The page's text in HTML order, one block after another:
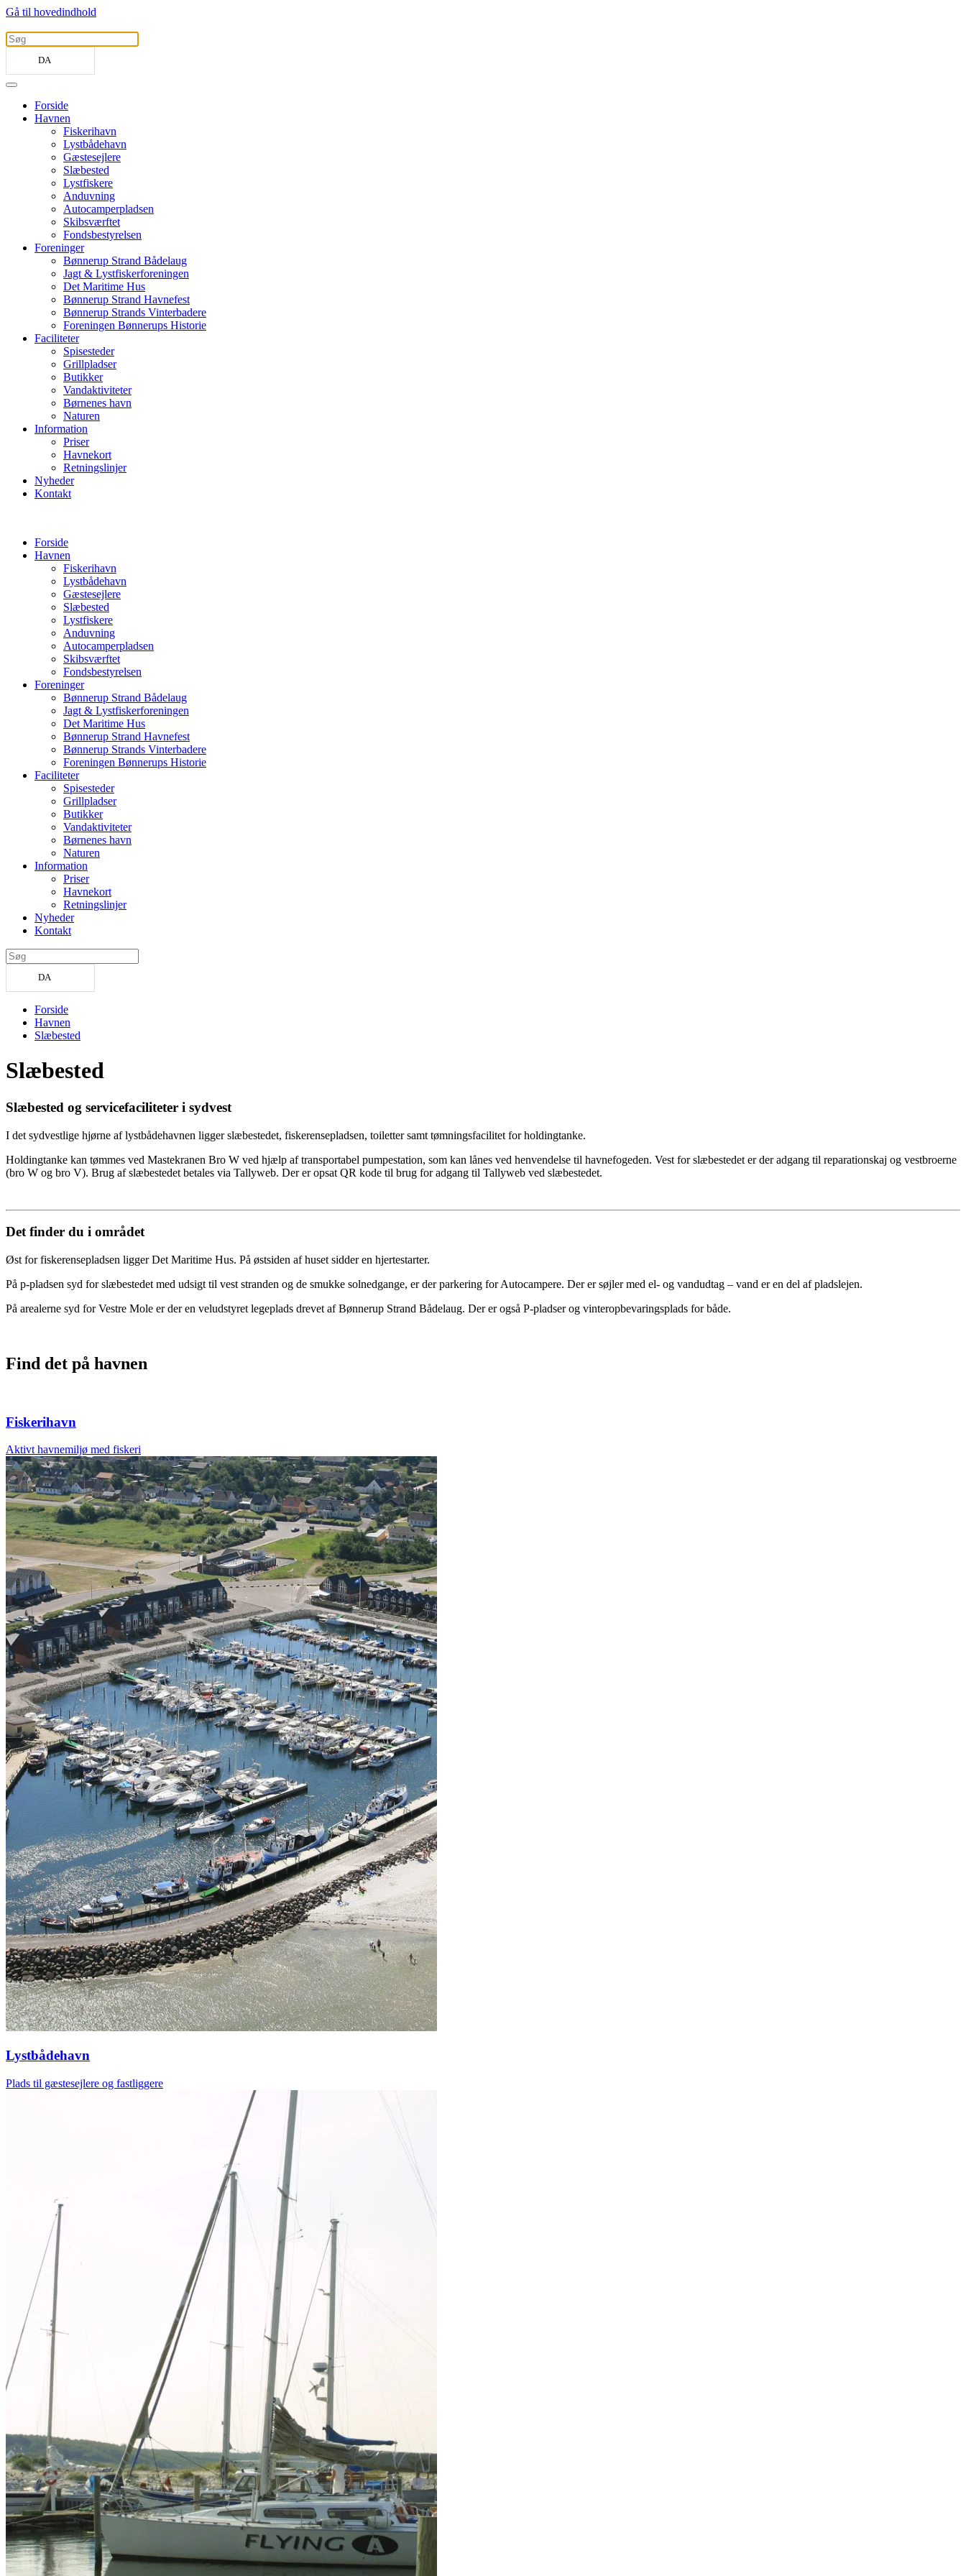
Gå til hovedindhold
DA
Forside
Havnen
Fiskerihavn
Lystbådehavn
Gæstesejlere
Slæbested
Lystfiskere
Anduvning
Autocamperpladsen
Skibsværftet
Fondsbestyrelsen
Foreninger
Bønnerup Strand Bådelaug
Jagt & Lystfiskerforeningen
Det Maritime Hus
Bønnerup Strand Havnefest
Bønnerup Strands Vinterbadere
Foreningen Bønnerups Historie
Faciliteter
Spisesteder
Grillpladser
Butikker
Vandaktiviteter
Børnenes havn
Naturen
Information
Priser
Havnekort
Retningslinjer
Nyheder
Kontakt
Forside
Havnen
Fiskerihavn
Lystbådehavn
Gæstesejlere
Slæbested
Lystfiskere
Anduvning
Autocamperpladsen
Skibsværftet
Fondsbestyrelsen
Foreninger
Bønnerup Strand Bådelaug
Jagt & Lystfiskerforeningen
Det Maritime Hus
Bønnerup Strand Havnefest
Bønnerup Strands Vinterbadere
Foreningen Bønnerups Historie
Faciliteter
Spisesteder
Grillpladser
Butikker
Vandaktiviteter
Børnenes havn
Naturen
Information
Priser
Havnekort
Retningslinjer
Nyheder
Kontakt
DA
Forside
Havnen
Slæbested
Slæbested
Slæbested og servicefaciliteter i sydvest
I det sydvestlige hjørne af lystbådehavnen ligger slæbestedet, fiskerensepladsen, toiletter samt tømningsfacilitet for holdingtanke.
Holdingtanke kan tømmes ved Mastekranen Bro W ved hjælp af transportabel pumpestation, som kan lånes ved henvendelse til havnefogeden. Vest for slæbestedet er der adgang til reparationskaj og vestbroerne
(bro W og bro V). Brug af slæbestedet betales via Tallyweb. Der er opsat QR kode til brug for adgang til Tallyweb ved slæbestedet.
Det finder du i området
Øst for fiskerensepladsen ligger Det Maritime Hus. På østsiden af huset sidder en hjertestarter.
På p-pladsen syd for slæbestedet med udsigt til vest stranden og de smukke solnedgange, er der parkering for Autocampere. Der er søjler med el- og vandudtag – vand er en del af pladslejen.
På arealerne syd for Vestre Mole er der en veludstyret legeplads drevet af Bønnerup Strand Bådelaug. Der er også P-pladser og vinteropbevaringsplads for både.
Find det på havnen
Fiskerihavn
Aktivt havnemiljø med fiskeri
Lystbådehavn
Plads til gæstesejlere og fastliggere